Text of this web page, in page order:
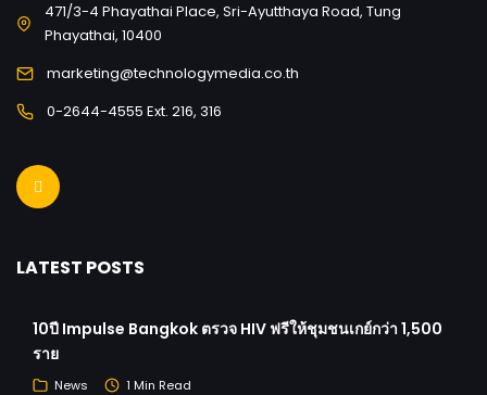
471/3-4 Phayathai Place, Sri-Ayutthaya Road, Tung
Phayathai, 10400
marketing@technologymedia.co.th
0-2644-4555 Ext. 216, 316
LATEST POSTS
10ปี Impulse Bangkok ตรวจ HIV ฟรีให้ชุมชนเกย์กว่า 1,500
ราย
News 1 Min Read